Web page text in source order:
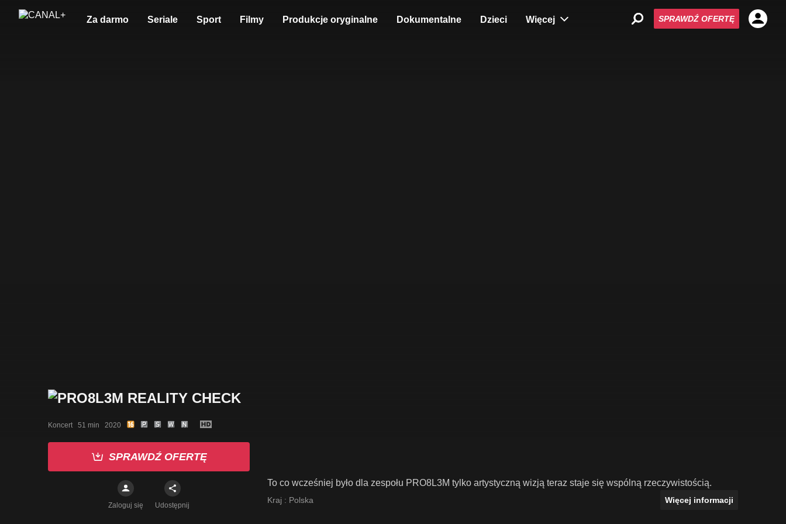
Za darmo Seriale Sport Filmy Produkcje oryginalne Dokumentalne Dzieci Więcej SPRAWDŹ OFERTĘ
Koncert   51 min   2020
SPRAWDŹ OFERTĘ
Zaloguj się Udostępnij
To co wcześniej było dla zespołu PRO8L3M tylko artystyczną wizją teraz staje się wspólną rzeczywistością.
Kraj : Polska Więcej informacji